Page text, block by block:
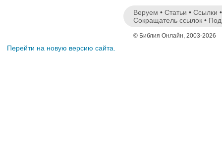
Веруем • Статьи • Ссылки
Сокращатель ссылок •
© Библия Онлайн, 2003-2026
Перейти на новую версию сайта.